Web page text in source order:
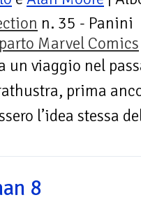
n. 35 - Panini
Marvel Comics
un viaggio nel
prima
l’idea stessa
8